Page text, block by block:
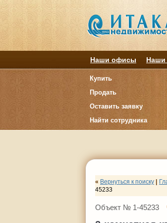
Наши офисы Наши
Купить
Продать
Оставить заявку
Найти сотрудника
« Вернуться к поиску
45233
Объект № 1-45233